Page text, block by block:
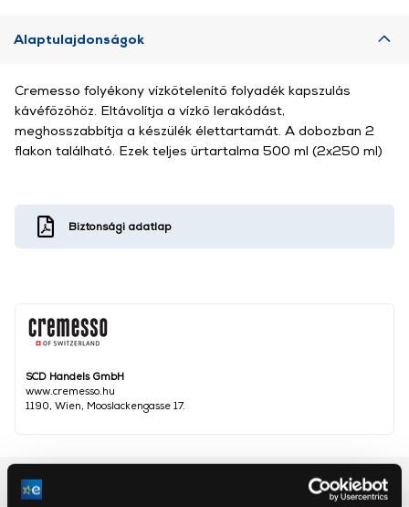
Alaptulajdonságok
SCD Handels GmbH
www.cremesso.hu
1190, Wien, Mooslackengasse 17.
Cremesso folyékony vízkőtelenítő folyadék kapszulás
kávéfőzőhöz. Eltávolítja a vízkő lerakódást,
meghosszabbítja a készülék élettartamát. A dobozban 2
flakon található. Ezek teljes űrtartalma 500 ml (2x250 ml)
Biztonsági adatlap
Részletes ismertető